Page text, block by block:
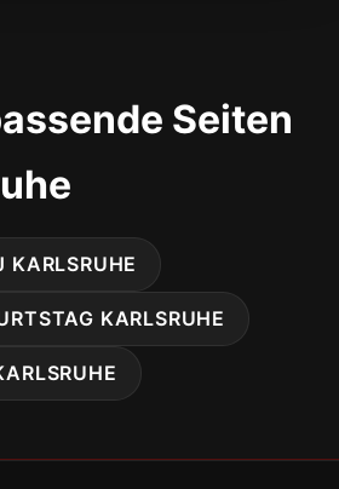
Seiten
KARLSRUHE
KARLSRUHE